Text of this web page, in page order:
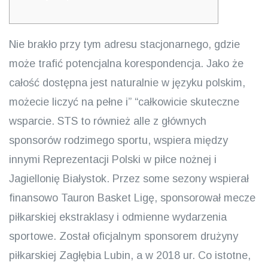
Nie brakło przy tym adresu stacjonarnego, gdzie
może trafić potencjalna korespondencja. Jako że
całość dostępna jest naturalnie w języku polskim,
możecie liczyć na pełne i” “całkowicie skuteczne
wsparcie. STS to również alle z głównych
sponsorów rodzimego sportu, wspiera między
innymi Reprezentacji Polski w piłce nożnej i
Jagiellonię Białystok. Przez some sezony wspierał
finansowo Tauron Basket Ligę, sponsorował mecze
piłkarskiej ekstraklasy i odmienne wydarzenia
sportowe. Został oficjalnym sponsorem drużyny
piłkarskiej Zagłębia Lubin, a w 2018 ur. Co istotne,